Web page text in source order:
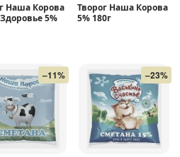
Наша Корова
5%
Творог Наша Корова
5% 180г
–11% –23%